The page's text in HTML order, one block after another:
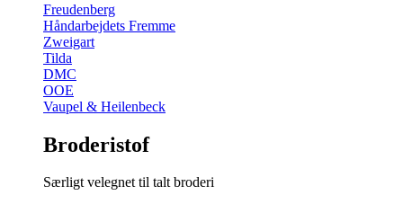
Freudenberg
Håndarbejdets Fremme
Zweigart
Tilda
DMC
OOE
Vaupel & Heilenbeck
Broderistof
Særligt velegnet til talt broderi